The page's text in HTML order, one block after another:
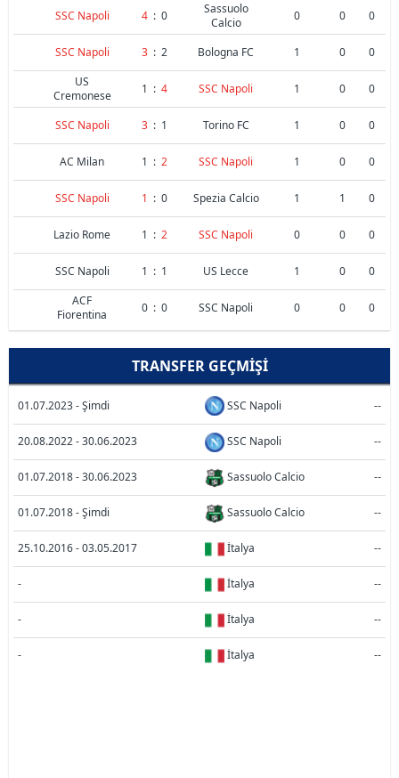
SSC Napoli 4 : 0
Sassuolo
Calcio
0 0 0
SSC Napoli 3 : 2 Bologna FC 1 0
0
US
Cremonese
1 : 4 SSC Napoli 1 0 0
SSC Napoli 3 : 1 Torino FC 1 0 0
AC Milan 1 : 2 SSC Napoli 1 0 0
SSC Napoli 1 : 0 Spezia Calcio 1 1 0
Lazio Rome 1 : 2 SSC Napoli 0 0 0
SSC Napoli 1 : 1 US Lecce 1 0
0
ACF
Fiorentina
0 : 0 SSC Napoli 0 0 0
TRANSFER GEÇMIŞI
01.07.2023 - Şimdi SSC Napoli --
20.08.2022 - 30.06.2023 SSC Napoli --
01.07.2018 - 30.06.2023 Sassuolo Calcio --
01.07.2018 - Şimdi Sassuolo Calcio --
25.10.2016 - 03.05.2017 İtalya --
- İtalya --
- İtalya --
- İtalya --